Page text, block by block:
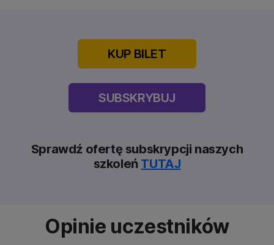
KUP BILET
SUBSKRYBUJ
Sprawdź ofertę subskrypcji naszych
szkoleń TUTAJ
Opinie uczestników